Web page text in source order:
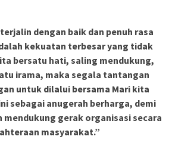
dengan baik dan penuh rasa
kekuatan terbesar yang tidak
bersatu hati, saling mendukung,
irama, maka segala tantangan
untuk dilalui bersama Mari kita
sebagai anugerah berharga, demi
mendukung gerak organisasi secara
masyarakat.”